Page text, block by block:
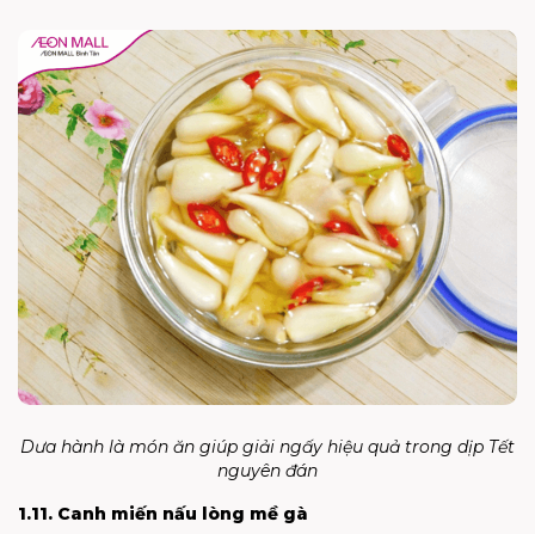
Dưa hành là món ăn giúp giải ngấy hiệu quả trong dịp Tết
nguyên đán
1.11. Canh miến nấu lòng mề gà